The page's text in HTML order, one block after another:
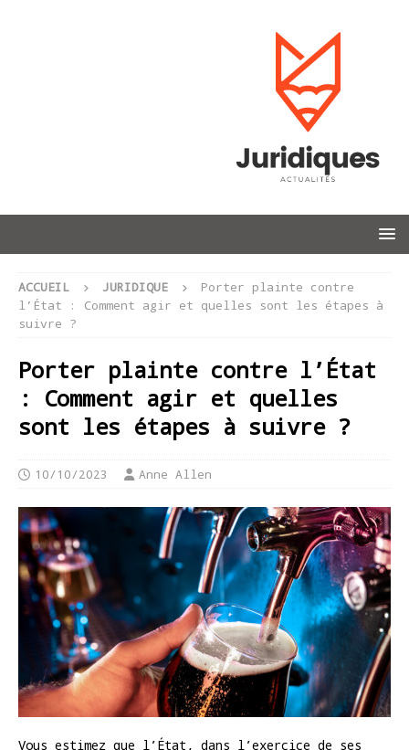
ACCUEIL JURIDIQUE
Porter plainte contre
l’État : Comment agir et quelles sont les étapes à
suivre ?
Porter plainte contre l’État
: Comment agir et quelles
sont les étapes à suivre ?
10/10/2023 Anne Allen
Vous estimez que l’État, dans l’exercice de ses